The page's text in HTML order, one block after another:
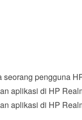
seorang pengguna
aplikasi di HP
aplikasi di HP